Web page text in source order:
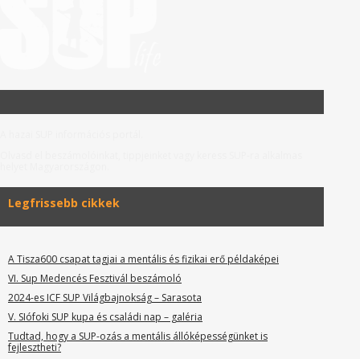
Legfrissebb cikkek
A Tisza600 csapat tagjai a mentális és fizikai erő példaképei
VI. Sup Medencés Fesztivál beszámoló
2024-es ICF SUP Világbajnokság – Sarasota
V. SIófoki SUP kupa és családi nap – galéria
Tudtad, hogy a SUP-ozás a mentális állóképességünket is
fejlesztheti?